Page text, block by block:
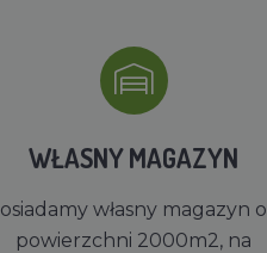
WŁASNY MAGAZYN
osiadamy własny magazyn o
powierzchni 2000m2, na